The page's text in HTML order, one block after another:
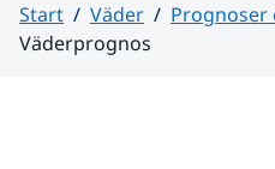
Start Väder
Prognoser
Väderprognos